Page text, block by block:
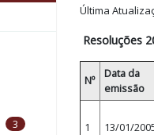
3
Última
Resoluções
Nº
Data da
emissão
1 13/01/